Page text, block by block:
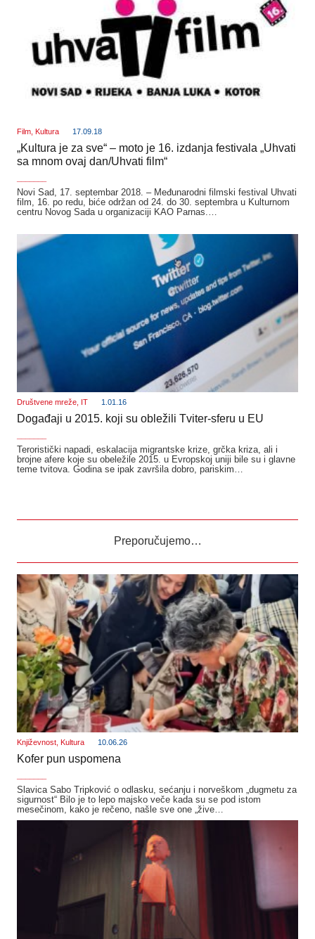
Film Kultura 17.09.18
„Kultura je za sve“ – moto je 16. izdanja festivala „Uhvati
sa mnom ovaj dan/Uhvati film“
Novi Sad, 17. septembar 2018. – Međunarodni filmski festival Uhvati
film, 16. po redu, biće održan od 24. do 30. septembra u Kulturnom
centru Novog Sada u organizaciji KAO Parnas.…
Društvene mreže IT 1.01.16
Događaji u 2015. koji su obležili Tviter-sferu u EU
Teroristički napadi, eskalacija migrantske krize, grčka kriza, ali i
brojne afere koje su obeležile 2015. u Evropskoj uniji bile su i glavne
teme tvitova. Godina se ipak završila dobro, pariskim…
Preporučujemo…
Književnost Kultura 10.06.26
Kofer pun uspomena
Slavica Sabo Tripković o odlasku, sećanju i norveškom „dugmetu za
sigurnost“ Bilo je to lepo majsko veče kada su se pod istom
mesečinom, kako je rečeno, našle sve one „žive…